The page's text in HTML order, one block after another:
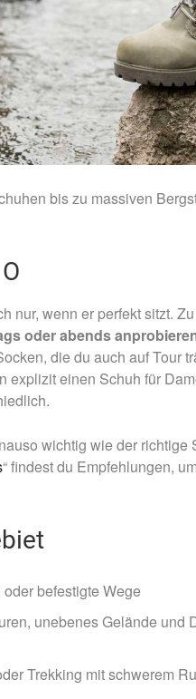
bis zu massiven
nur, wenn er perfekt sitzt.
oder abends
die du auch auf Tour
explizit einen Schuh für
wichtig wie der richtige
“ findest du Empfehlungen,
befestigte Wege
unebenes Gelände und
Trekking mit schwerem